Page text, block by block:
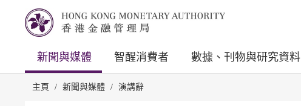
新聞與媒體 智醒消費者 數據、刊物與研究資料
主頁 / 新聞與媒體 / 演講辭